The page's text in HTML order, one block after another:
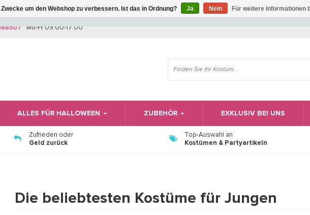
Wir haben Betriebsferien, daher können Sie derzeit nicht bestellen.
Mo-Fr 09:00-17:00
ALLES FÜR HALLOWEEN ZUBEHÖR EXKLUSIV BEI UNS
Zufrieden oder
Geld zurück
Top-Auswahl an
Kostümen & Partyartikeln
Die beliebtesten Kostüme für Jungen
um den Webshop zu verbessern. Ist das in Ordnung? Ja Nein Für weitere Informationen